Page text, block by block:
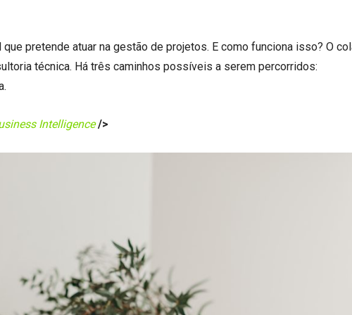
pretende atuar na gestão de projetos. E como funciona isso? O
técnica. Há três caminhos possíveis a serem percorridos:
Intelligence />